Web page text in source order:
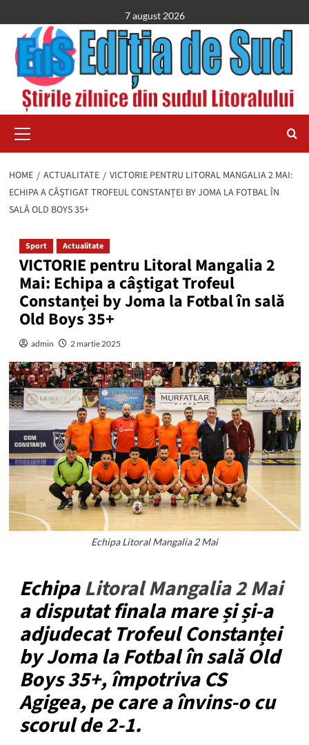
to
content
7 august 2026
Menu
HOME ACTUALITATE
VICTORIE PENTRU LITORAL MANGALIA 2 MAI:
ECHIPA A CÂȘTIGAT TROFEUL CONSTANȚEI BY JOMA LA FOTBAL ÎN
SALĂ OLD BOYS 35+
Sport Actualitate
VICTORIE pentru Litoral Mangalia 2
Mai: Echipa a câștigat Trofeul
Constanței by Joma la Fotbal în sală
Old Boys 35+
admin 2 martie 2025
Echipa Litoral Mangalia 2 Mai
EchipaLitoral Mangalia 2 Mai
a disputat finala mare și și-a
adjudecat Trofeul Constanței
by Joma la Fotbal în sală Old
Boys 35+, împotriva CS
Agigea, pe care a învins-o cu
scorul de 2-1.